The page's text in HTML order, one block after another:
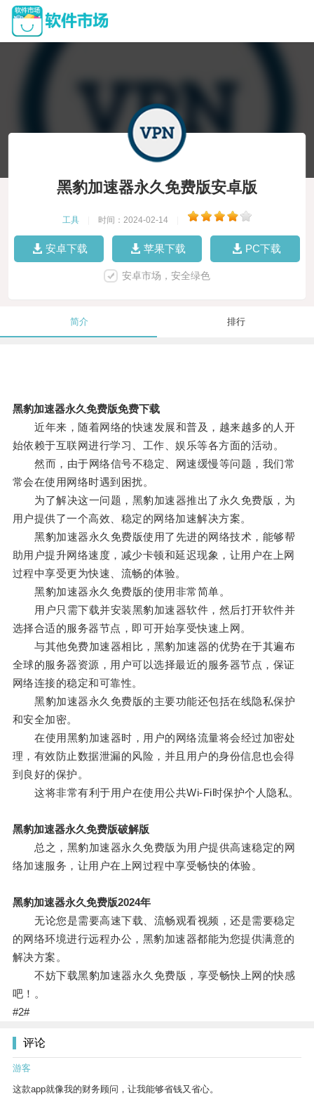
黑豹加速器永久免费版安卓版
工具 时间：2024-02-14
安卓下载 苹果下载 PC下载
安卓市场，安全绿色
简介 排行
黑豹加速器永久免费版免费下载
近年来，随着网络的快速发展和普及，越来越多的人开
始依赖于互联网进行学习、工作、娱乐等各方面的活动。
然而，由于网络信号不稳定、网速缓慢等问题，我们常
常会在使用网络时遇到困扰。
为了解决这一问题，黑豹加速器推出了永久免费版，为
用户提供了一个高效、稳定的网络加速解决方案。
黑豹加速器永久免费版使用了先进的网络技术，能够帮
助用户提升网络速度，减少卡顿和延迟现象，让用户在上网
过程中享受更为快速、流畅的体验。
黑豹加速器永久免费版的使用非常简单。
用户只需下载并安装黑豹加速器软件，然后打开软件并
选择合适的服务器节点，即可开始享受快速上网。
与其他免费加速器相比，黑豹加速器的优势在于其遍布
全球的服务器资源，用户可以选择最近的服务器节点，保证
网络连接的稳定和可靠性。
黑豹加速器永久免费版的主要功能还包括在线隐私保护
和安全加密。
在使用黑豹加速器时，用户的网络流量将会经过加密处
理，有效防止数据泄漏的风险，并且用户的身份信息也会得
到良好的保护。
这将非常有利于用户在使用公共Wi-Fi时保护个人隐私。
黑豹加速器永久免费版破解版
总之，黑豹加速器永久免费版为用户提供高速稳定的网
络加速服务，让用户在上网过程中享受畅快的体验。
黑豹加速器永久免费版2024年
无论您是需要高速下载、流畅观看视频，还是需要稳定
的网络环境进行远程办公，黑豹加速器都能为您提供满意的
解决方案。
不妨下载黑豹加速器永久免费版，享受畅快上网的快感
吧！。
#2#
评论
游客
这款app就像我的财务顾问，让我能够省钱又省心。